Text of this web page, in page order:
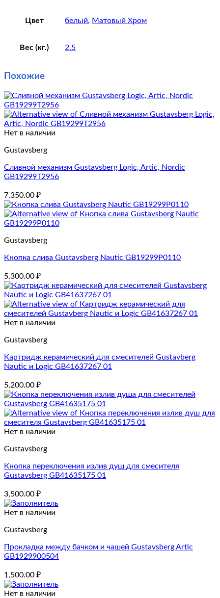
Цвет белый, Матовый Хром
Вес (кг.) 2.5
Похожие
Нет в наличии
Gustavsberg
Сливной механизм Gustavsberg Logic, Artic, Nordic
GB19299T2956
7,350.00 ₽
Gustavsberg
Кнопка слива Gustavsberg Nautic GB19299P0110
5,300.00 ₽
Нет в наличии
Gustavsberg
Картридж керамический для смесителей Gustavberg
Nautic и Logic GB41637267 01
5,200.00 ₽
Нет в наличии
Gustavsberg
Кнопка переключения излив душ для смесителя
Gustavsberg GB41635175 01
3,500.00 ₽
Нет в наличии
Gustavsberg
Прокладка между бачком и чашей Gustavsberg Artic
GB1929900504
1,500.00 ₽
Нет в наличии